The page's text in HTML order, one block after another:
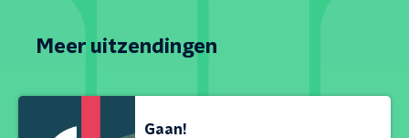
Meer uitzendingen
Gaan!